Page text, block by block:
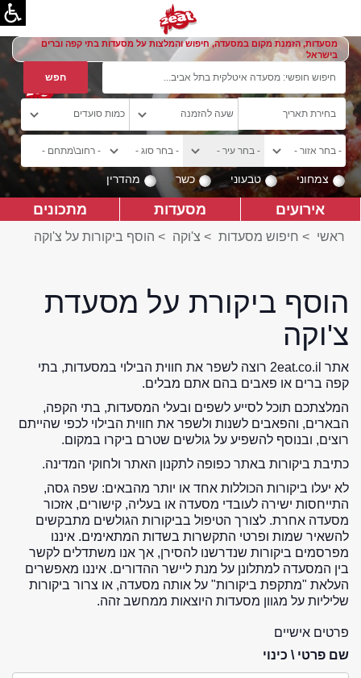
מסעדות, הזמנת מקום במסעדה, חיפוש והמלצות על מסעדות בתי קפה וברים
בישראל
צמחוני טבעוני כשר מהדרין
אירועים מסעדות מתכונים
ראשי > חיפוש מסעדות > צ'וקה > הוסף ביקורות על צ'וקה
הוסף ביקורת על מסעדת
צ'וקה
אתר 2eat.co.il רוצה לשפר את חווית הבילוי במסעדות, בתי
קפה ברים או פאבים בהם אתם מבלים.
המלצתכם תוכל לסייע לשפים ובעלי המסעדות, בתי הקפה,
הבארים, והפאבים לשנות ולשפר את חווית הבילוי לכפי שהייתם
רוצים, ובנוסף להשפיע על גולשים שטרם ביקרו במקום.
כתיבת ביקורות באתר כפופה לתקנון האתר ולחוקי המדינה.
לא יעלו ביקורות הכוללות אחד או יותר מהבאים: שפה גסה,
התייחסות ישירה לעובדי מסעדה או בעליה, קישורים, אזכור
מסעדה אחרת. לצורך הטיפול בביקורות הגולשים מתבקשים
להשאיר שמות ופרטי התקשרות בשדות המתאימים. איננו
מפרסמים ביקורות שנדרשנו להסירן, אך אנו משתדלים לקשר
בין המסעדה למתלונן על מנת ליישר ההדורים. איננו מאפשרים
העלאת "מתקפת ביקורות" על אותה מסעדה, או צרור ביקורות
שליליות על מגוון מסעדות היוצאות ממחשב זהה.
פרטים אישיים
שם פרטי \ כינוי